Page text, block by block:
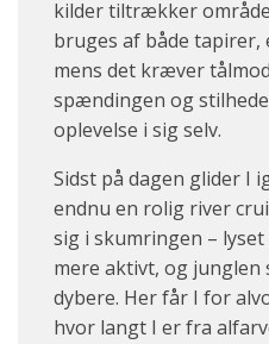
kilder tiltrækker
bruges af både
mens det kræver
spændingen og
oplevelse i sig selv.
Sidst på dagen glider I
endnu en rolig river
sig i skumringen –
mere aktivt, og
dybere. Her får I for
hvor langt I er fra